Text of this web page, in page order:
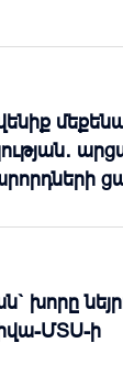
խորը
ՄՏՍ-ի